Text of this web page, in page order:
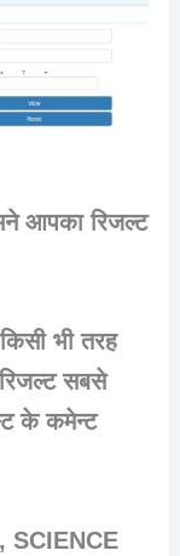
आपका रिजल्ट
भी तरह
सबसे
के कमेन्ट
SCIENCE